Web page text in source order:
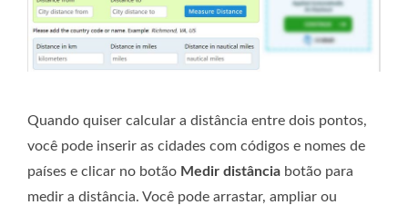
Quando quiser calcular a distância entre dois pontos,
você pode inserir as cidades com códigos e nomes de
países e clicar no botão Medir distância botão para
medir a distância. Você pode arrastar, ampliar ou